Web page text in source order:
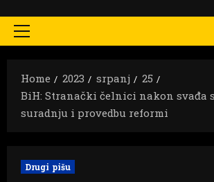
Primary
Home
2023 srpanj
25
BiH: Stranački čelnici nakon svađa
suradnju i provedbu reformi
Drugi pišu